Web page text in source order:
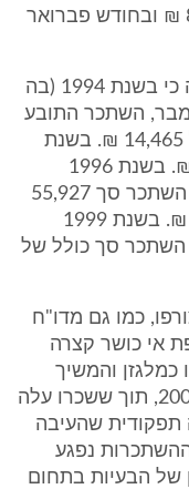
בינואר 98 השתכר התובע סך 8,711 ₪ ובחודש פברואר
בדו"ח רציפות ביטוח מהמל"ל, עולה כי בשנת 1994 (בה
השתכר התובע
בעבודתו אצל הנתבעת סך כולל של 14,465 ₪. בשנת
1995 השתכר סך כולל של 36,496 ₪. בשנת 1996
השתכר סך 58,310 ₪. בשנת 1997 השתכר סך 55,927
₪. בשנת 1998 השתכר סך 85,526 ₪. בשנת 1999
השתכר סך 80,771 ₪ ובשנת 2000 השתכר סך כולל של
כמו גם מדו"ח
אי כושר קצרה
כמלגזן והמשיך
לעבוד באופן סדיר ורציף עד שנת 2001, תוך ששכרו עלה
תפקודית שהעיבה
נפגע
תחילתן של הבעיות בתחום